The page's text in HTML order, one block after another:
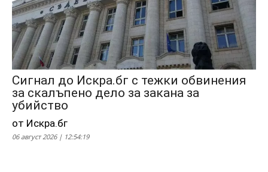
Сигнал до Искра.бг с тежки обвинения
за скалъпено дело за закана за
убийство
от Искра.бг
06 август 2026 | 12:54:19